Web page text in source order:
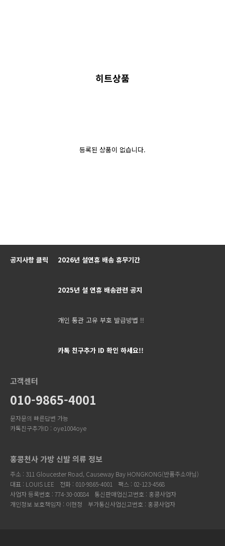
히트상품
등록된 상품이 없습니다.
공지사항 클릭 2026년 설연휴 배송 휴무기간
2025년 설 연휴 배송관련 공지
개인 통관 고유 부호 발급방법 !!
카톡 친구추가 ID 확인 하세요!!
고객센터
010-9865-4001
문자문의 빠른답변 가능
카톡친구추가ID : oye1004oye
홍콩천사 가방 신발 의류 정보
주소 : 311 Gloucester Road, Causeway Bay HONGKONG(반품주소아님)
대표 : LOUIS LEE
전화 : 010-9865-4001
팩스 : 02-123-4568
사업자 등록번호 : 774-30-00884
통신판매업신고번호 : 홍콩사업자
개인정보 보호책임자 : 이현정
부가통신사업신고번호 : 홍콩사업자